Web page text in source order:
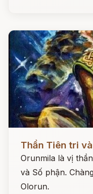
Đọc ngay
Thần Tiên tri
Orunmila là vị
và Số phận.
Olorun.